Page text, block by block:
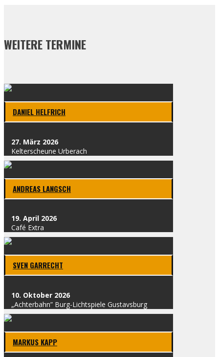
WEITERE TERMINE
DANI­EL HELF­RICH
27. März 2026
Kel­t­erscheu­ne Urber­ach
ANDRE­AS LANG­SCH
19. April 2026
Café Extra
SVEN GAR­RECHT
10. Okto­ber 2026
„Ach­ter­bahn” Burg-Licht­spie­le Gus­tavs­burg
MAR­KUS KAPP